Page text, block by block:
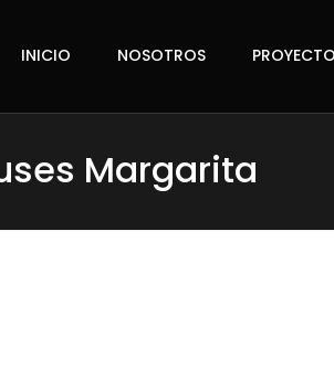
INICIO NOSOTROS
Margarita